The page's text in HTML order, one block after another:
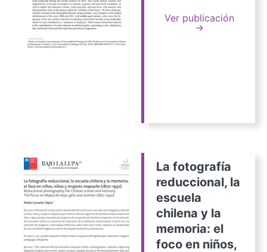
Ver publicación
→
La fotografía
reduccional, la
escuela
chilena y la
memoria: el
foco en niños,